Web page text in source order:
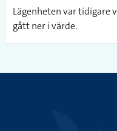
Lägenheten var tidigare
gått ner i värde.